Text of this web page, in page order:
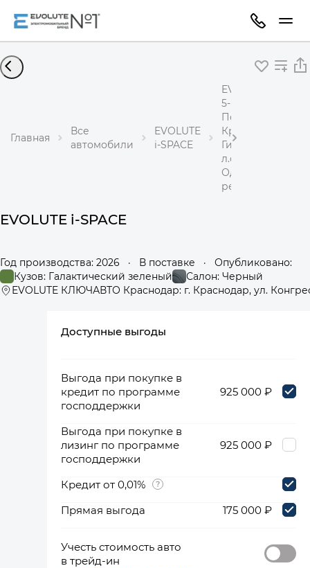
Главная
Все
автомобили
EVOLUTE
i-SPACE
EVOLUTE i-SPACE
5-местный
Полный привод
Кроссовер
Гибрид 1,5 л 367
л.с.
редуктор
EVOLUTE i-SPACE
Год производства: 2026 · В поставке ·
Опубликовано:
Кузов: Галактический зеленый
Салон: Черный
EVOLUTE КЛЮЧАВТО Краснодар: г. Краснодар, ул.
Доступные выгоды
Выгода при покупке в
кредит по программе
господдержки
925 000 ₽
Выгода при покупке в
лизинг по программе
господдержки
925 000 ₽
Кредит от 0,01%
Прямая выгода
175 000 ₽
Учесть стоимость авто
в трейд-ин